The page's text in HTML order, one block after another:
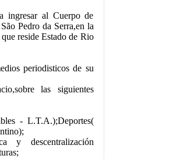
ingresar al Cuerpo de
Pedro da Serra,en la
reside Estado de Rio
periodisticos de su
las siguientes
- L.T.A.);Deportes(
y descentralización